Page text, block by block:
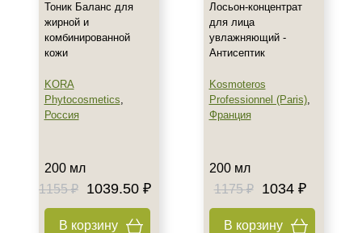
Тоник Баланс для
жирной и
комбинированной
кожи
KORA
Phytocosmetics,
Россия
200 мл
1155 ₽
1039.50 ₽
В корзину
Лосьон-концентрат
для лица
увлажняющий -
Антисептик
Kosmoteros
Professionnel (Paris),
Франция
200 мл
1175 ₽
1034 ₽
В корзину